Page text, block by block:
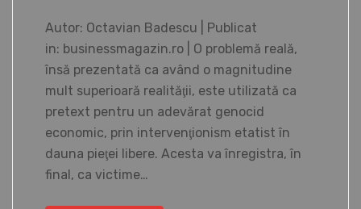
Autor: Octavian Badescu | Publicat
in: businessmagazin.ro | O problemă reală,
însă prezentată ca având o magnitudine
mult superioară realităţii, este utilizată ca
pretext pentru un adevărat genocid
economic, prin intervenţionism etatist în
dauna pieţei libere. Acesta va înregistra, în
final, ca victime…